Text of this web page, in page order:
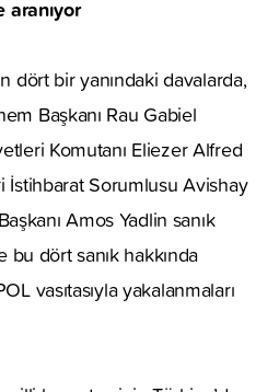
aranıyor
dört bir yanındaki davalarda,
Başkanı Rau Gabiel
Komutanı Eliezer Alfred
İstihbarat Sorumlusu Avishay
Amos Yadlin sanık
bu dört sanık hakkında
vasıtasıyla yakalanmaları